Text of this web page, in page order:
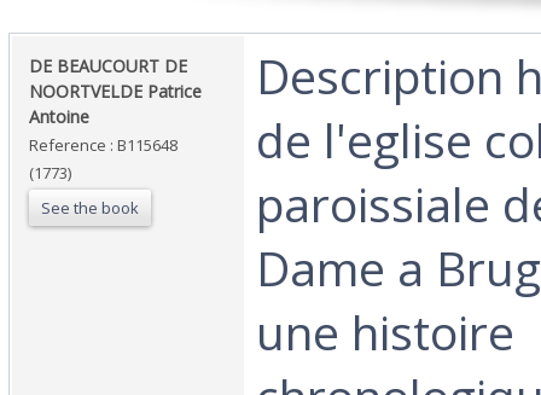
‎DE BEAUCOURT DE
NOORTVELDE Patrice
Antoine‎
Reference : B115648
(1773)
See the book
‎Description
de l'eglise
paroissiale
Dame a
une histoire